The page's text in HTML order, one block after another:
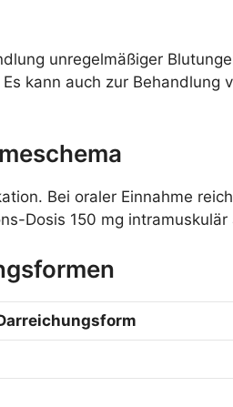
unregelmäßiger
kann auch zur
Bei oraler Einnahme
Dosis 150 mg intramuskulär